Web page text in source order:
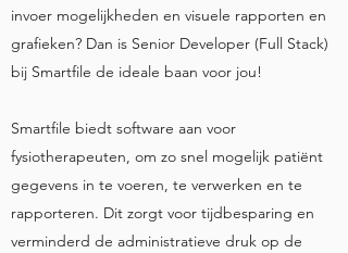
invoer mogelijkheden en visuele rapporten en
grafieken? Dan is Senior Developer (Full Stack)
bij Smartfile de ideale baan voor jou!
Smartfile biedt software aan voor
fysiotherapeuten, om zo snel mogelijk patiënt
gegevens in te voeren, te verwerken en te
rapporteren. Dit zorgt voor tijdbesparing en
verminderd de administratieve druk op de